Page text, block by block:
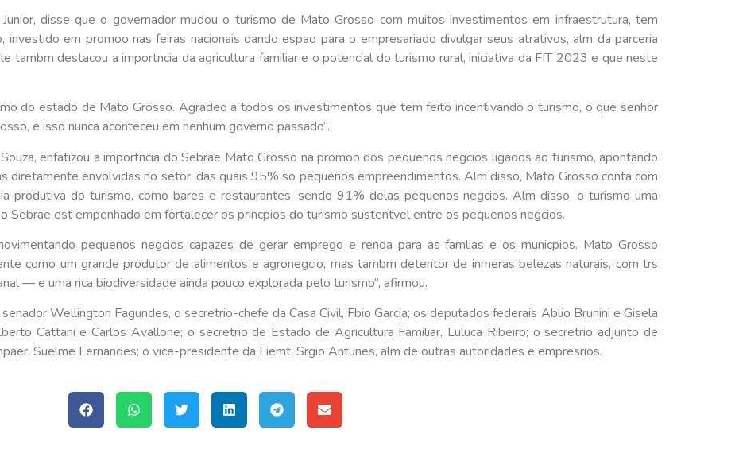
disse que o governador mudou o turismo de Mato Grosso com muitos investimentos em infraestrutura, tem
em promoo nas feiras nacionais dando espao para o empresariado divulgar seus atrativos, alm da parceria
tambm destacou a importncia da agricultura familiar e o potencial do turismo rural, iniciativa da FIT 2023 e que neste
do estado de Mato Grosso. Agradeo a todos os investimentos que tem feito incentivando o turismo, o que senhor
e isso nunca aconteceu em nenhum governo passado”.
enfatizou a importncia do Sebrae Mato Grosso na promoo dos pequenos negcios ligados ao turismo, apontando
diretamente envolvidas no setor, das quais 95% so pequenos empreendimentos. Alm disso, Mato Grosso conta com
produtiva do turismo, como bares e restaurantes, sendo 91% delas pequenos negcios. Alm disso, o turismo uma
Sebrae est empenhado em fortalecer os princpios do turismo sustentvel entre os pequenos negcios.
pequenos negcios capazes de gerar emprego e renda para as famlias e os municpios. Mato Grosso
como um grande produtor de alimentos e agronegcio, mas tambm detentor de inmeras belezas naturais, com trs
— e uma rica biodiversidade ainda pouco explorada pelo turismo”, afirmou.
Wellington Fagundes, o secretrio-chefe da Casa Civil, Fbio Garcia; os deputados federais Ablio Brunini e Gisela
Cattani e Carlos Avallone; o secretrio de Estado de Agricultura Familiar, Luluca Ribeiro; o secretrio adjunto de
Suelme Fernandes; o vice-presidente da Fiemt, Srgio Antunes, alm de outras autoridades e empresrios.